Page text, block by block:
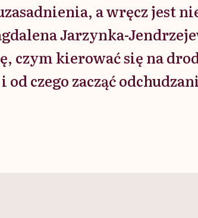
a wręcz jest
Jarzynka-
czym kierować się na
czego zacząć